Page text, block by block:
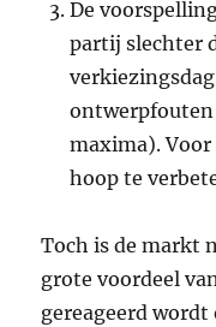
De
partij slechter
ontwerpfouten
maxima). Voor
hoop te
Toch is de markt
grote voordeel
gereageerd